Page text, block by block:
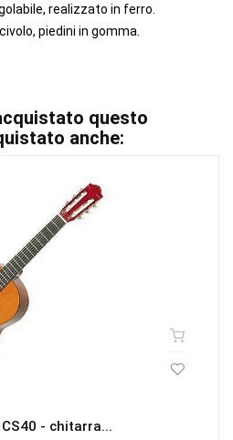
realizzato in ferro.
piedini in gomma.
questo
anche:
- chitarra...